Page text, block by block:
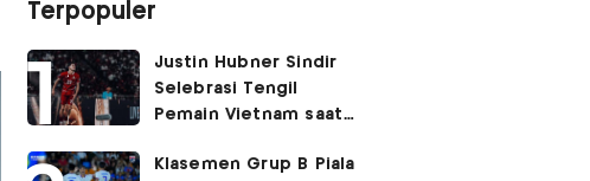
Terpopuler
Justin Hubner Sindir
Selebrasi Tengil
Pemain Vietnam saat
Indonesia: Bukan
Klasemen Grup B Piala